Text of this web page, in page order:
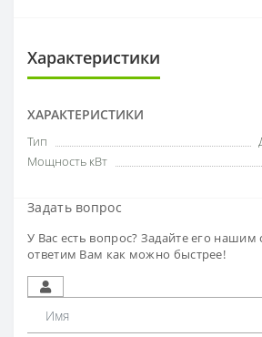
Характеристики
ХАРАКТЕРИСТИКИ
Тип
Мощность кВт
Задать вопрос
У Вас есть вопрос? Задайте его
ответим Вам как можно быстрее!